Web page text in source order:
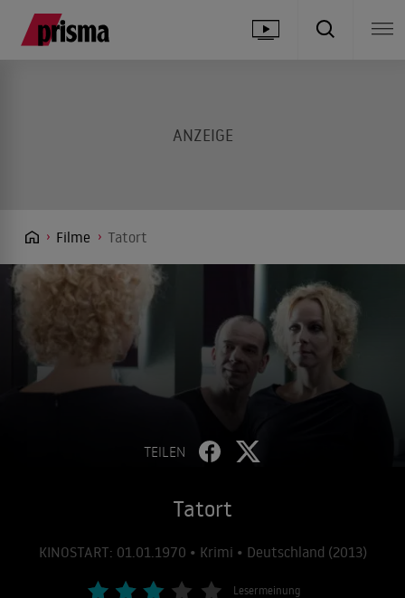
Filme Tatort
TEILEN
Tatort
KINOSTART: 01.01.1970 • Krimi • Deutschland (2013)
Lesermeinung